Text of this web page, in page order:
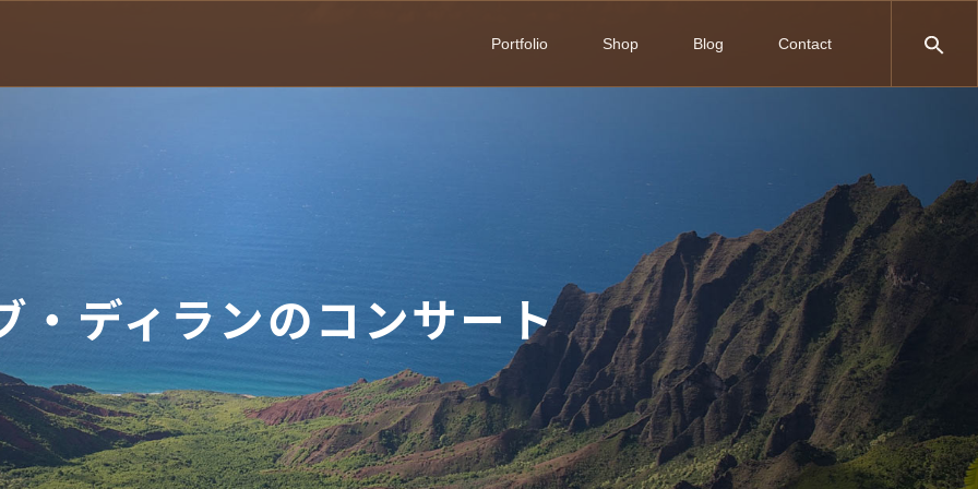
Portfolio Shop Blog Contact
・ディランのコンサート